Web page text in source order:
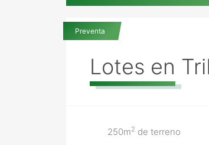
Preventa
Lotes en
250m2 de terreno